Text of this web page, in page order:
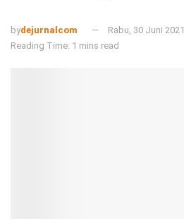
bydejurnalcom
Rabu, 30 Juni 2021
Reading Time: 1 mins read